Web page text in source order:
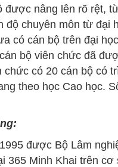
nâng lên rõ rệt,
độ chuyên môn từ đại
có cán bộ trên đại
bộ viên chức đã
chức có 20 cán bộ có
theo học Cao học.
được Bộ Lâm
365 Minh Khai trên